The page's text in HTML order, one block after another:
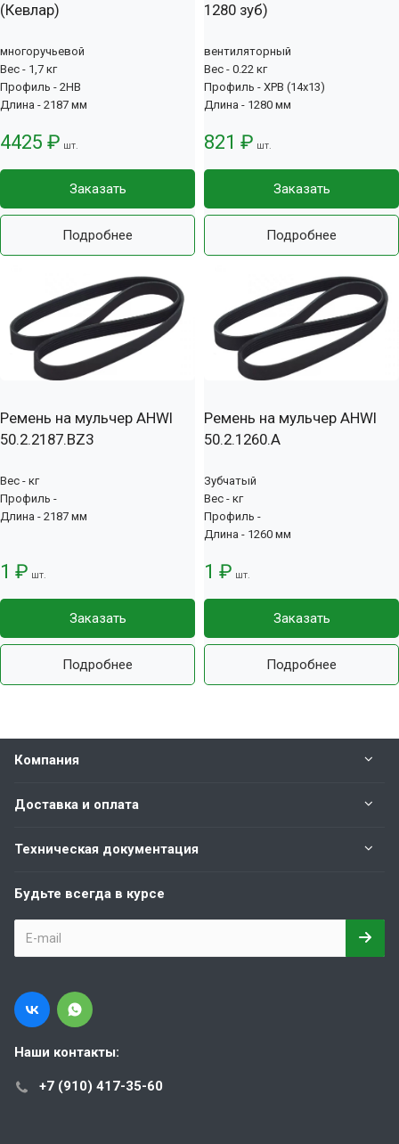
(Кевлар)
многоручьевой
Вес - 1,7 кг
Профиль - 2HB
Длина - 2187 мм
4425 ₽ шт.
Заказать
Подробнее
1280 зуб)
вентиляторный
Вес - 0.22 кг
Профиль - XPB (14x13)
Длина - 1280 мм
821 ₽ шт.
Заказать
Подробнее
Ремень на мульчер AHWI
50.2.2187.BZ3
Вес - кг
Профиль -
Длина - 2187 мм
1 ₽ шт.
Заказать
Подробнее
Ремень на мульчер AHWI
50.2.1260.А
Зубчатый
Вес - кг
Профиль -
Длина - 1260 мм
1 ₽ шт.
Заказать
Подробнее
Компания
Доставка и оплата
Техническая документация
Будьте всегда в курсе
Наши контакты:
+7 (910) 417-35-60